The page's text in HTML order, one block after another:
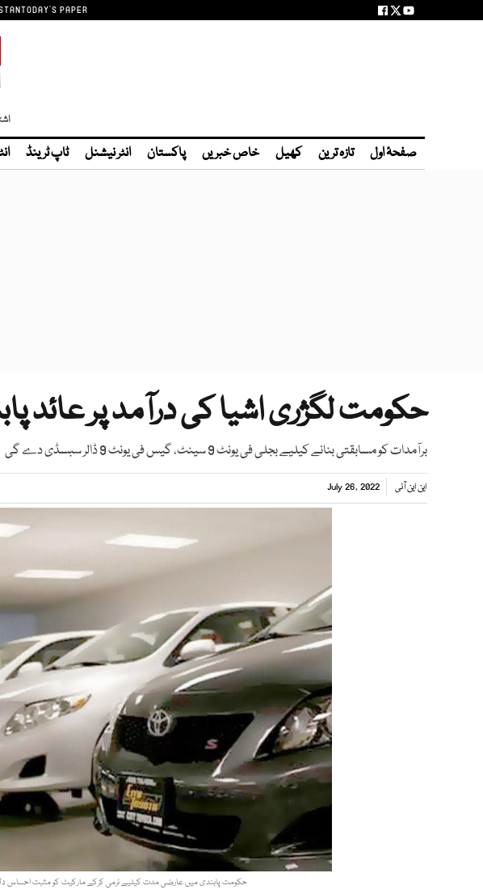
TODAY'S PAPER
صفحۂ اول تازہ ترین کھیل خاص خبریں پاکستان انٹر نیشنل ٹاپ ٹرینڈ
حکومت لگژری اشیا کی درآمد پر عائد
برآمدات کو مسابقتی بنانے کیلیے بجلی فی یونٹ 9 سینٹ، گیس فی یونٹ 9 ڈالر سبسڈی دے گی
این این آئی July 26, 2022
حکومت پابندی میں عارضی مدت کیلیے نرمی کرکے مارکیٹ کو مثبت احساس